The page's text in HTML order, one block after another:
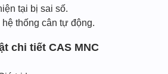
tại bị sai số.
hệ thống cân tự động.
chi tiết CAS MNC